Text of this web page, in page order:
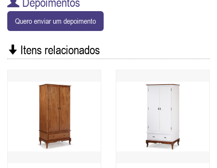
Quero enviar um depoimento
Itens relacionados